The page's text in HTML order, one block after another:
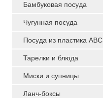
Бамбуковая посуда
Чугунная посуда
Посуда из пластика ABC
Тарелки и блюда
Миски и супницы
Ланч-боксы